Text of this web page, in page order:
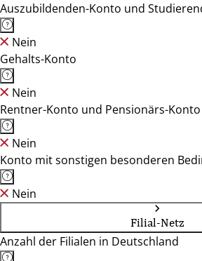
Auszubildenden-Konto und
Nein
Gehalts-Konto
Nein
Rentner-Konto und Pensionärs-Konto
Nein
Konto mit sonstigen besonderen
Nein
Filial-Netz
Anzahl der Filialen in Deutschland